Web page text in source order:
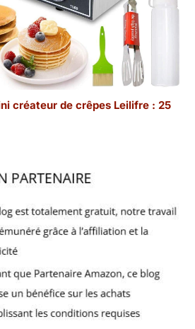
créateur de crêpes Leilifre : 25